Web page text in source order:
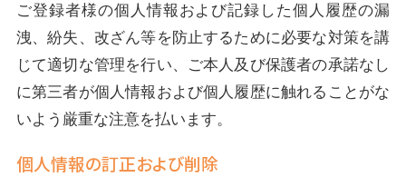
ご登録者様の個人情報および記録した個人履歴の漏
洩、紛失、改ざん等を防止するために必要な対策を講
じて適切な管理を行い、ご本人及び保護者の承諾なし
に第三者が個人情報および個人履歴に触れることがな
いよう厳重な注意を払います。
個人情報の訂正および削除